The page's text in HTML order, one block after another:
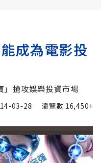
成為電影投
」搶攻娛樂投資市場
03-28 瀏覽數 16,450+